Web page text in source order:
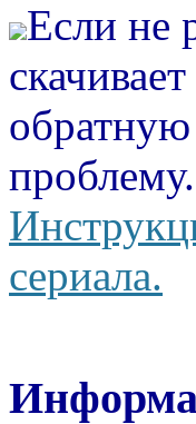
Если не
проблему.
сериала.